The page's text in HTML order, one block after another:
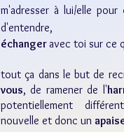
m'adresser à lui/elle pour
d'entendre,
échangeravec toi sur ce
tout ça dans le but de
vous, de ramener de l'
potentiellement
nouvelle et donc un